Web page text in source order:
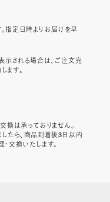
指定日時よりお届けを早
示される場合は、ご注文完
ます。
換は承っておりません。
たら、商品到着後3日以内
交換いたします。